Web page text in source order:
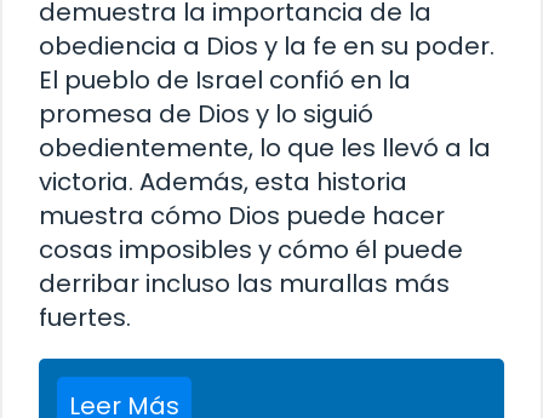
demuestra la importancia de la
obediencia a Dios y la fe en su poder.
El pueblo de Israel confió en la
promesa de Dios y lo siguió
obedientemente, lo que les llevó a la
victoria. Además, esta historia
muestra cómo Dios puede hacer
cosas imposibles y cómo él puede
derribar incluso las murallas más
fuertes.
Leer Más